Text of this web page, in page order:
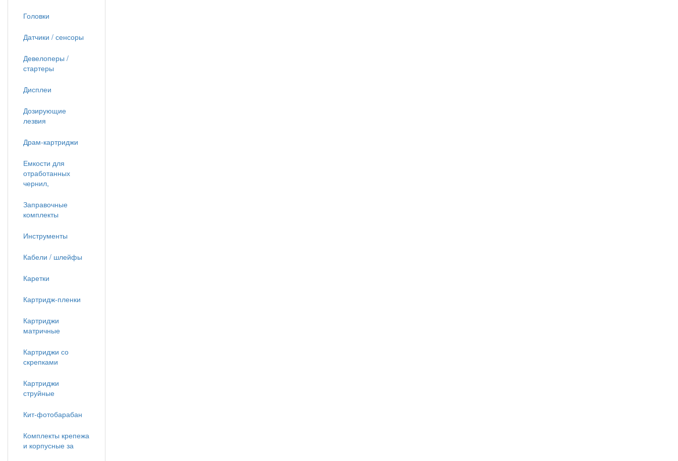
Головки
Датчики / сенсоры
Девелоперы /
стартеры
Дисплеи
Дозирующие
лезвия
Драм-картриджи
Емкости для
отработанных
чернил,
Заправочные
комплекты
Инструменты
Кабели / шлейфы
Каретки
Картридж-пленки
Картриджи
матричные
Картриджи со
скрепками
Картриджи
струйные
Кит-фотобарабан
Комплекты крепежа
и корпусные за